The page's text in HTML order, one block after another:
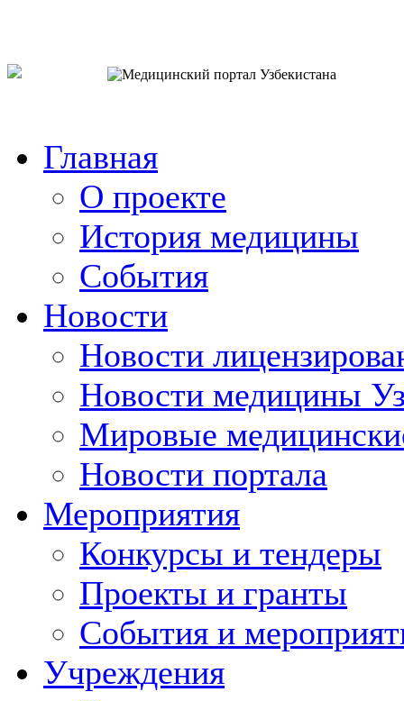
Главная
О проекте
История медицины
События
Новости
Новости
Новости медицины
Мировые
Новости портала
Мероприятия
Конкурсы и тендеры
Проекты и гранты
События и
Учреждения